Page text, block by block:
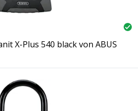
X-Plus 540 black von ABUS